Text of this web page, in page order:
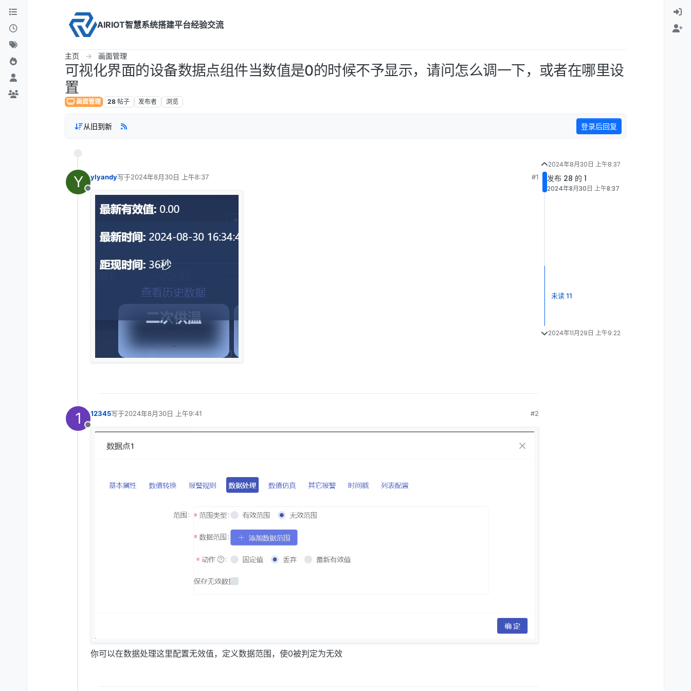
Skip to content
AIRIOT智慧系统搭建平台经验交流
主页 画面管理
可视化界面的设备数据点组件当数值是0的时候不予显示，请问怎么调一下，或者在哪里设
置
画面管理 28 帖子 发布者 浏览
从旧到新 登录后回复
Y
离线
ylyandy写于2024年8月30日 上午8:37
最后由 编辑
#1
1
离线
12345写于2024年8月30日 上午9:41
最后由 编辑
#2
你可以在数据处理这里配置无效值，定义数据范围，使0被判定为无效
2024年8月30日 上午8:37
发布 28 的 1
2024年8月30日 上午8:37
未读 11
2024年11月29日 上午9:22